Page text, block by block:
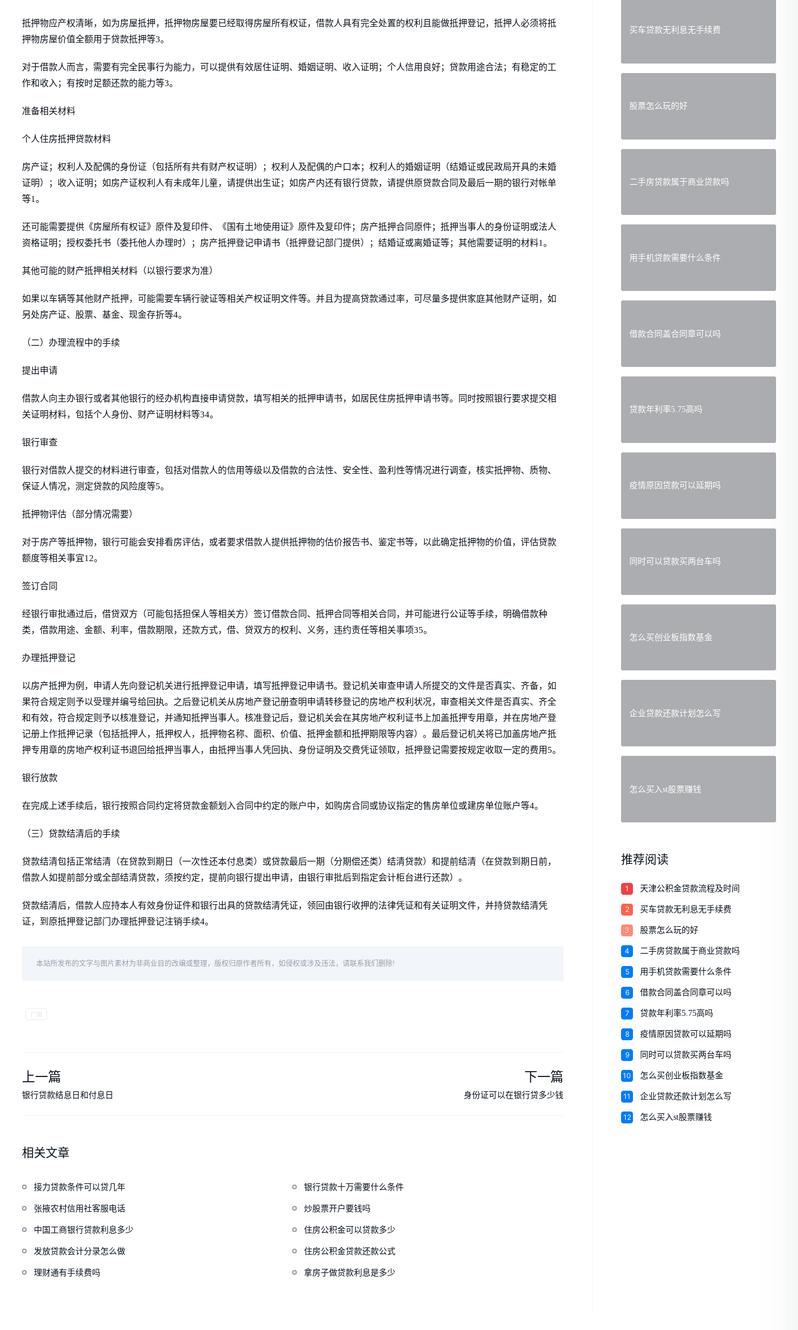
抵押物应产权清晰，如为房屋抵押，抵押物房屋要已经取得房屋所有权证，借款人具有完全处置的权利且能做抵押登记，抵押人必须将抵
押物房屋价值全额用于贷款抵押等3。
对于借款人而言，需要有完全民事行为能力，可以提供有效居住证明、婚姻证明、收入证明；个人信用良好；贷款用途合法；有稳定的工
作和收入；有按时足额还款的能力等3。
准备相关材料
个人住房抵押贷款材料
房产证；权利人及配偶的身份证（包括所有共有财产权证明）；权利人及配偶的户口本；权利人的婚姻证明（结婚证或民政局开具的未婚
证明）；收入证明；如房产证权利人有未成年儿童，请提供出生证；如房产内还有银行贷款，请提供原贷款合同及最后一期的银行对帐单
等1。
还可能需要提供《房屋所有权证》原件及复印件、《国有土地使用证》原件及复印件；房产抵押合同原件；抵押当事人的身份证明或法人
资格证明；授权委托书（委托他人办理时）；房产抵押登记申请书（抵押登记部门提供）；结婚证或离婚证等；其他需要证明的材料1。
其他可能的财产抵押相关材料（以银行要求为准）
如果以车辆等其他财产抵押，可能需要车辆行驶证等相关产权证明文件等。并且为提高贷款通过率，可尽量多提供家庭其他财产证明，如
另处房产证、股票、基金、现金存折等4。
（二）办理流程中的手续
提出申请
借款人向主办银行或者其他银行的经办机构直接申请贷款，填写相关的抵押申请书，如居民住房抵押申请书等。同时按照银行要求提交相
关证明材料，包括个人身份、财产证明材料等34。
银行审查
银行对借款人提交的材料进行审查，包括对借款人的信用等级以及借款的合法性、安全性、盈利性等情况进行调查，核实抵押物、质物、
保证人情况，测定贷款的风险度等5。
抵押物评估（部分情况需要）
对于房产等抵押物，银行可能会安排看房评估，或者要求借款人提供抵押物的估价报告书、鉴定书等，以此确定抵押物的价值，评估贷款
额度等相关事宜12。
签订合同
经银行审批通过后，借贷双方（可能包括担保人等相关方）签订借款合同、抵押合同等相关合同，并可能进行公证等手续，明确借款种
类，借款用途、金额、利率，借款期限，还款方式，借、贷双方的权利、义务，违约责任等相关事项35。
办理抵押登记
以房产抵押为例，申请人先向登记机关进行抵押登记申请，填写抵押登记申请书。登记机关审查申请人所提交的文件是否真实、齐备，如
果符合规定则予以受理并编号给回执。之后登记机关从房地产登记册查明申请转移登记的房地产权利状况，审查相关文件是否真实、齐全
和有效，符合规定则予以核准登记，并通知抵押当事人。核准登记后，登记机关会在其房地产权利证书上加盖抵押专用章，并在房地产登
记册上作抵押记录（包括抵押人，抵押权人，抵押物名称、面积、价值、抵押金额和抵押期限等内容）。最后登记机关将已加盖房地产抵
押专用章的房地产权利证书退回给抵押当事人，由抵押当事人凭回执、身份证明及交费凭证领取，抵押登记需要按规定收取一定的费用5。
银行放款
在完成上述手续后，银行按照合同约定将贷款金额划入合同中约定的账户中，如购房合同或协议指定的售房单位或建房单位账户等4。
（三）贷款结清后的手续
贷款结清包括正常结清（在贷款到期日（一次性还本付息类）或贷款最后一期（分期偿还类）结清贷款）和提前结清（在贷款到期日前，
借款人如提前部分或全部结清贷款，须按约定，提前向银行提出申请，由银行审批后到指定会计柜台进行还款）。
贷款结清后，借款人应持本人有效身份证件和银行出具的贷款结清凭证，领回由银行收押的法律凭证和有关证明文件，并持贷款结清凭
证，到原抵押登记部门办理抵押登记注销手续4。
本站所发布的文字与图片素材为非商业目的改编或整理，版权归原作者所有，如侵权或涉及违法，请联系我们删除!
上一篇
银行贷款结息日和付息日
下一篇
身份证可以在银行贷多少钱
相关文章
接力贷款条件可以贷几年 银行贷款十万需要什么条件
张掖农村信用社客服电话 炒股票开户要钱吗
中国工商银行贷款利息多少 住房公积金可以贷款多少
发放贷款会计分录怎么做 住房公积金贷款还款公式
理财通有手续费吗 拿房子做贷款利息是多少
买车贷款无利息无手续费
股票怎么玩的好
二手房贷款属于商业贷款吗
用手机贷款需要什么条件
借款合同盖合同章可以吗
贷款年利率5.75高吗
疫情原因贷款可以延期吗
同时可以贷款买两台车吗
怎么买创业板指数基金
企业贷款还款计划怎么写
怎么买入st股票赚钱
推荐阅读
1 天津公积金贷款流程及时间
2 买车贷款无利息无手续费
3 股票怎么玩的好
4 二手房贷款属于商业贷款吗
5 用手机贷款需要什么条件
6 借款合同盖合同章可以吗
7 贷款年利率5.75高吗
8 疫情原因贷款可以延期吗
9 同时可以贷款买两台车吗
10 怎么买创业板指数基金
11 企业贷款还款计划怎么写
12 怎么买入st股票赚钱